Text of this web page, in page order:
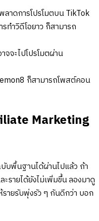
าดการโปรโมตบน TikTok
ทำวิดีโอยาว ก็สามารถ
จะไปโปรโมตผ่าน
ก็สามารถโพสต์คอน
Marketing
บพื้นฐานได้ผ่านไปแล้ว ถ้า
ายได้ยังไม่เพิ่มขึ้น ลองมาดู
ายรับพุ่งรัว ๆ กันดีกว่า บอก